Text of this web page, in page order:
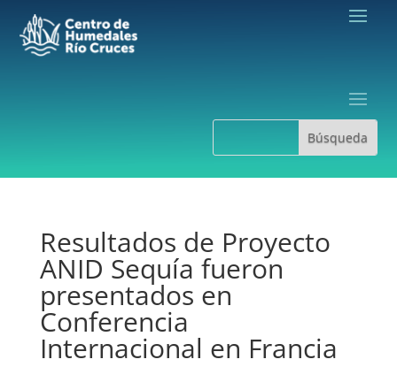
Resultados de Proyecto
ANID Sequía fueron
presentados en
Conferencia
Internacional en Francia